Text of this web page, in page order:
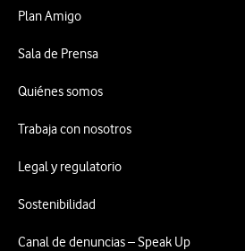
Plan Amigo
Sala de Prensa
Quiénes somos
Trabaja con nosotros
Legal y regulatorio
Sostenibilidad
Canal de denuncias – Speak Up